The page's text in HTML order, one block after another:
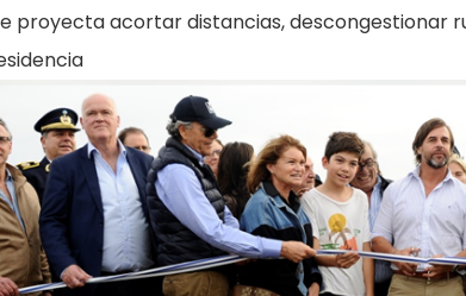
proyecta acortar distancias, descongestionar